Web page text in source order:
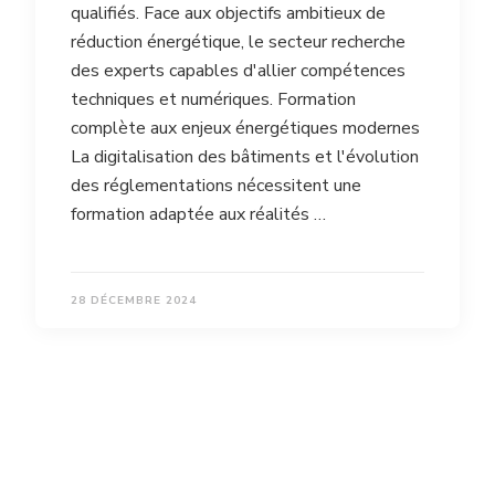
qualifiés. Face aux objectifs ambitieux de
réduction énergétique, le secteur recherche
des experts capables d'allier compétences
techniques et numériques. Formation
complète aux enjeux énergétiques modernes
La digitalisation des bâtiments et l'évolution
des réglementations nécessitent une
formation adaptée aux réalités …
28 DÉCEMBRE 2024